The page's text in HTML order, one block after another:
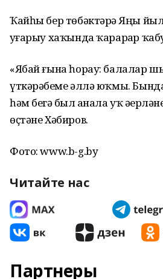
Ҡайһы бер төбәктәрҙә Яңы
уҙғарыу хаҡында ҡарарҙар
«Ябай ғына һорау: балалар
үткәрәбеҙме әллә юҡмы.
һәм беҙгә был аҙнала уҡ
өҫтәне Хәбиров.
Фото: www.b-g.by
Читайте нас
Партнеры